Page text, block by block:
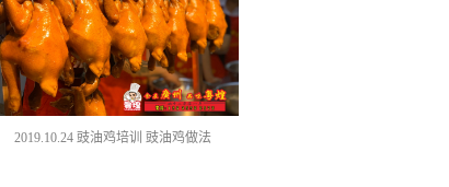
2019.10.24 豉油鸡培训 豉油鸡做法